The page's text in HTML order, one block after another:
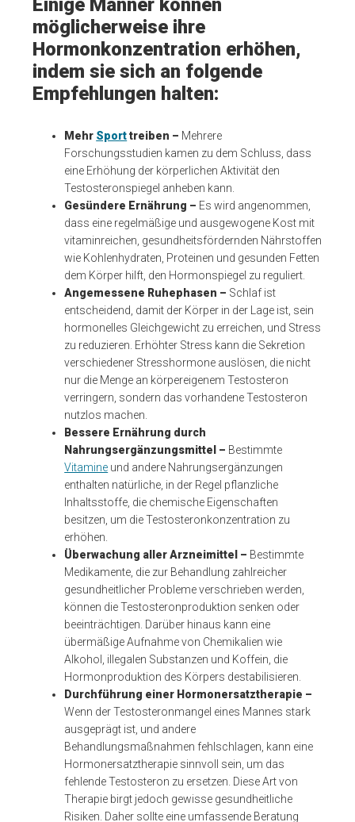
Einige Männer können
möglicherweise ihre
Hormonkonzentration erhöhen,
indem sie sich an folgende
Empfehlungen halten:
Mehr Sporttreiben – Mehrere
Forschungsstudien kamen zu dem Schluss, dass
eine Erhöhung der körperlichen Aktivität den
Testosteronspiegel anheben kann.
Gesündere Ernährung – Es wird angenommen,
dass eine regelmäßige und ausgewogene Kost mit
vitaminreichen, gesundheitsfördernden Nährstoffen
wie Kohlenhydraten, Proteinen und gesunden Fetten
dem Körper hilft, den Hormonspiegel zu reguliert.
Angemessene Ruhephasen – Schlaf ist
entscheidend, damit der Körper in der Lage ist, sein
hormonelles Gleichgewicht zu erreichen, und Stress
zu reduzieren. Erhöhter Stress kann die Sekretion
verschiedener Stresshormone auslösen, die nicht
nur die Menge an körpereigenem Testosteron
verringern, sondern das vorhandene Testosteron
nutzlos machen.
Bessere Ernährung durch
Nahrungsergänzungsmittel – Bestimmte
Vitamine und andere Nahrungsergänzungen
enthalten natürliche, in der Regel pflanzliche
Inhaltsstoffe, die chemische Eigenschaften
besitzen, um die Testosteronkonzentration zu
erhöhen.
Überwachung aller Arzneimittel – Bestimmte
Medikamente, die zur Behandlung zahlreicher
gesundheitlicher Probleme verschrieben werden,
können die Testosteronproduktion senken oder
beeinträchtigen. Darüber hinaus kann eine
übermäßige Aufnahme von Chemikalien wie
Alkohol, illegalen Substanzen und Koffein, die
Hormonproduktion des Körpers destabilisieren.
Durchführung einer Hormonersatztherapie –
Wenn der Testosteronmangel eines Mannes stark
ausgeprägt ist, und andere
Behandlungsmaßnahmen fehlschlagen, kann eine
Hormonersatztherapie sinnvoll sein, um das
fehlende Testosteron zu ersetzen. Diese Art von
Therapie birgt jedoch gewisse gesundheitliche
Risiken. Daher sollte eine umfassende Beratung